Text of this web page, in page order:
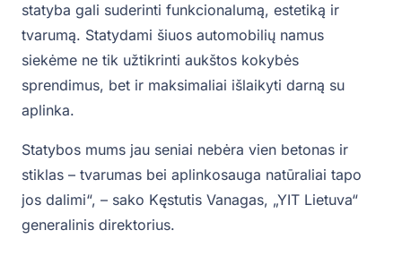
statyba gali suderinti funkcionalumą, estetiką ir
tvarumą. Statydami šiuos automobilių namus
siekėme ne tik užtikrinti aukštos kokybės
sprendimus, bet ir maksimaliai išlaikyti darną su
aplinka.
Statybos mums jau seniai nebėra vien betonas ir
stiklas – tvarumas bei aplinkosauga natūraliai tapo
jos dalimi“, – sako Kęstutis Vanagas, „YIT Lietuva“
generalinis direktorius.